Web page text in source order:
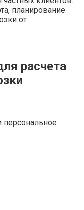
планирование
от
расчета